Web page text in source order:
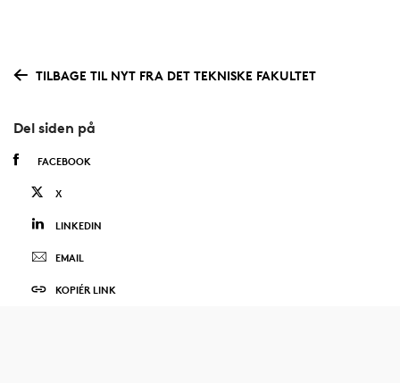
TILBAGE TIL NYT FRA DET TEKNISKE FAKULTET
Del siden på
FACEBOOK
X
LINKEDIN
EMAIL
KOPIÉR LINK